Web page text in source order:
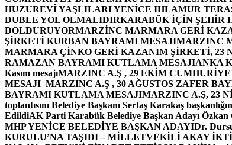
HUZUREVİ YAŞLILARI YENİCE IHLAMUR
DUBLE YOL OLMALIDIRKARABÜK İÇİN ŞEHİR
DOLDURUYORMARZİNC MARMARA GERİ
ŞİRKETİ KURBAN BAYRAMI MESAJIMARZINC
MARMARA ÇİNKO GERİ KAZANIM ŞİRKETİ, 23
RAMAZAN BAYRAMI KUTLAMA MESAJIANKA
Kasım mesajıMARZINC A.Ş , 29 EKİM
MESAJI MARZINC A.Ş , 30 AĞUSTOS ZAFER
BAYRAMI KUTLAMA MESAJIMARZINC A.Ş, 23
toplantısını Belediye Başkanı Sertaş Karakaş
EdildiAK Parti Karabük Belediye Başkan Adayı
MHP YENİCE BELEDİYE BAŞKAN ADAYIDr.
KURULU’NA TAŞIDI – MİLLETVEKİLİ AKAY